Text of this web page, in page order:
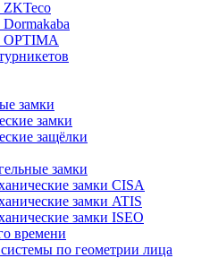
ZKTeco
OPTIMA
замки
замки
защёлки
замки
замки CISA
замки ATIS
замки ISEO
времени
по геометрии лица